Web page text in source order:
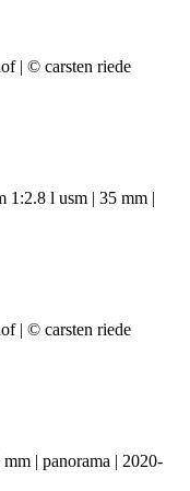
1:2.8 l usm | 35 mm |
| panorama | 2020-